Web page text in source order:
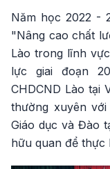
Năm học 2022 -
"Nâng cao chất
Lào trong lĩnh
lực giai đoạn
CHDCND Lào tại
thường xuyên
Giáo dục và Đào
hữu quan để thực